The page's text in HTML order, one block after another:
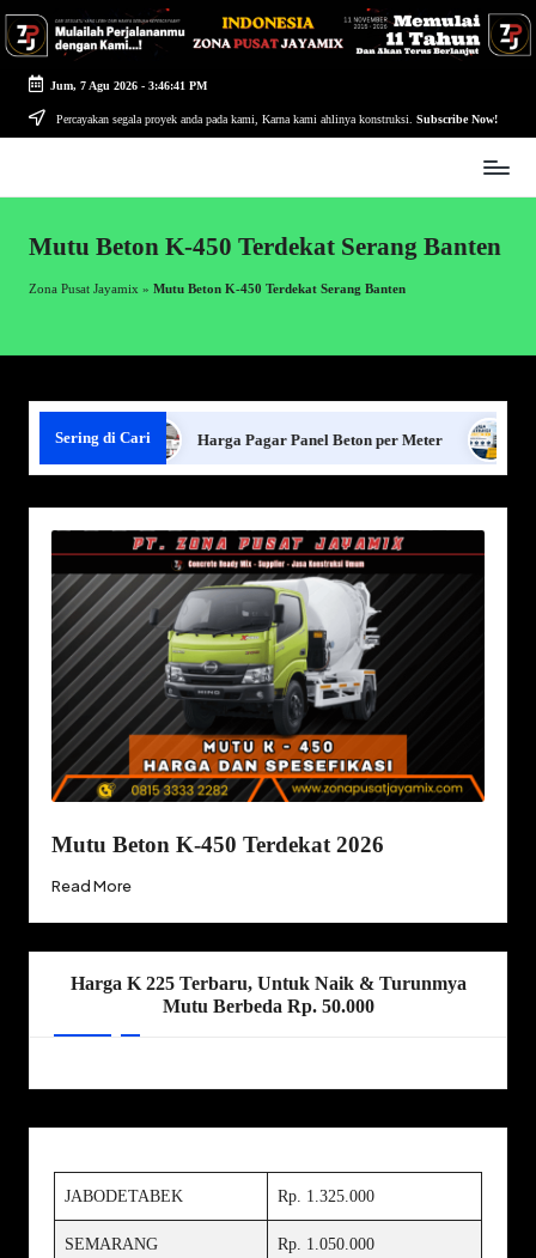
Skip
content
Jum, 7 Agu 2026- 3:46:41 PM
Percayakan segala proyek anda pada kami, Karna kami ahlinya konstruksi. Subscribe Now!
-
Ahlinya
Mutu Beton K-450 Terdekat Serang Banten
Zona Pusat Jayamix » Mutu Beton K-450 Terdekat Serang Banten
Sering di Cari
Beton Harga Pagar Panel Beton per Meter Sewa
Mutu Beton K-450 Terdekat 2026
Read More
Harga K 225 Terbaru, Untuk Naik & Turunmya
Mutu Berbeda Rp. 50.000
JABODETABEK Rp. 1.325.000
SEMARANG Rp. 1.050.000